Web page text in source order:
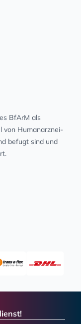
BfArM als
von Human­arz­nei­
befugt sind und